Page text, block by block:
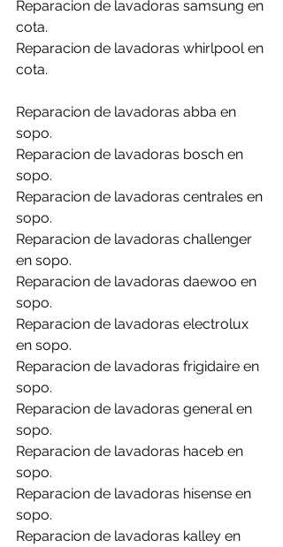
Reparacion de lavadoras samsung en
cota.
Reparacion de lavadoras whirlpool en
cota.
Reparacion de lavadoras abba en
sopo.
Reparacion de lavadoras bosch en
sopo.
Reparacion de lavadoras centrales en
sopo.
Reparacion de lavadoras challenger
en sopo.
Reparacion de lavadoras daewoo en
sopo.
Reparacion de lavadoras electrolux
en sopo.
Reparacion de lavadoras frigidaire en
sopo.
Reparacion de lavadoras general en
sopo.
Reparacion de lavadoras haceb en
sopo.
Reparacion de lavadoras hisense en
sopo.
Reparacion de lavadoras kalley en